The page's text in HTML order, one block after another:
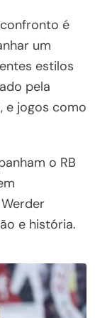
é
um
estilos
pela
e jogos como
o RB
e história.